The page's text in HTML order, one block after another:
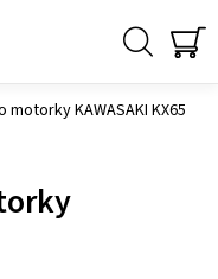
motorky KAWASAKI KX65